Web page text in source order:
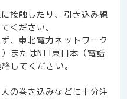
接触したり、引き込み線
ください。
、東北電力ネットワーク
またはNTT東日本（電話
してください。
の巻き込みなどに十分注